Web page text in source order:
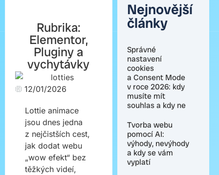
Nejnovější
články
Správné
nastavení
cookies
a Consent Mode
v roce 2026: kdy
musíte mít
souhlas a kdy ne
Tvorba webu
pomocí AI:
výhody, nevýhody
a kdy se vám
vyplatí
Rubrika:
Elementor,
Pluginy a
vychytávky
12/01/2026
Lottie animace
jsou dnes jedna
z nejčistších cest,
jak dodat webu
„wow efekt“ bez
těžkých videí,